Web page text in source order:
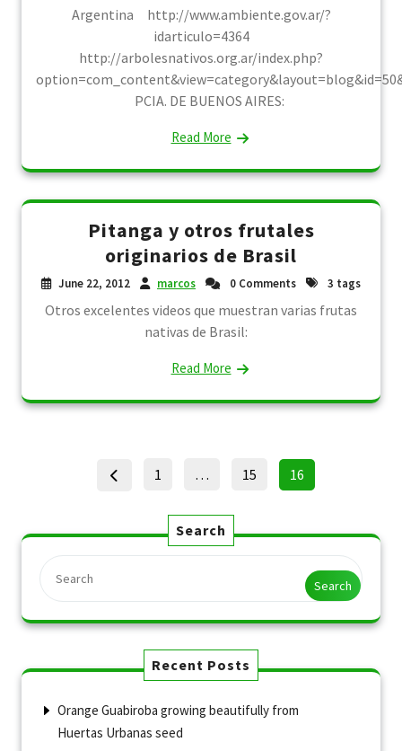
Argentina http://www.ambiente.gov.ar/?
idarticulo=4364
http://arbolesnativos.org.ar/index.php?
PCIA. DE BUENOS AIRES:
Read More
Pitanga y otros frutales
originarios de Brasil
June 22, 2012 marcos 0 Comments 3 tags
Otros excelentes videos que muestran varias frutas
nativas de Brasil:
Read More
Posts
pagination
Page
1 … Page
15 Page
16
Search
Search
Recent Posts
Orange Guabiroba growing beautifully from
Huertas Urbanas seed